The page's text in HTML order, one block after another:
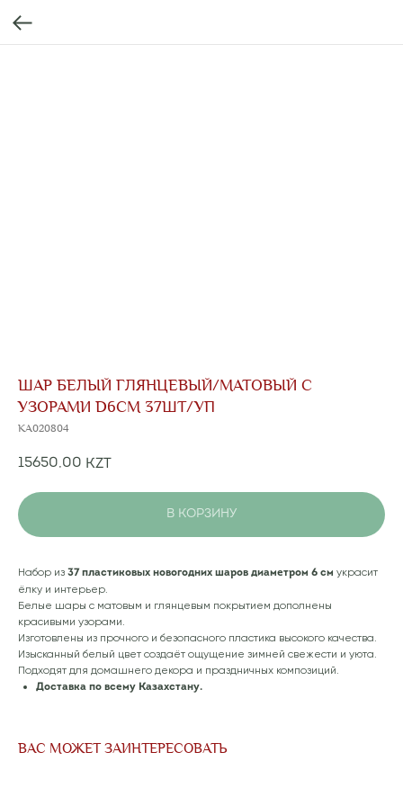
ШАР БЕЛЫЙ ГЛЯНЦЕВЫЙ/МАТОВЫЙ С
УЗОРАМИ D6СМ 37ШТ/УП
KA020804
15650,00 KZT
В КОРЗИНУ
Набор из 37 пластиковых новогодних шаров диаметром 6 см украсит
ёлку и интерьер.
Белые шары с матовым и глянцевым покрытием дополнены
красивыми узорами.
Изготовлены из прочного и безопасного пластика высокого качества.
Изысканный белый цвет создаёт ощущение зимней свежести и уюта.
Подходят для домашнего декора и праздничных композиций.
Доставка по всему Казахстану.
ВАС МОЖЕТ ЗАИНТЕРЕСОВАТЬ